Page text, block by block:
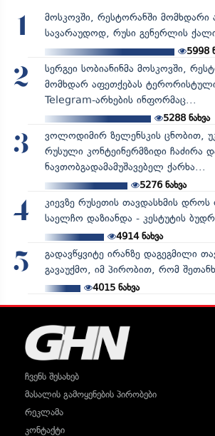
1
მოსკოვში, რესტორანში მომხდარი
სავარაუდოდ, რუსი გენერლის
5998
2
სერგეი სობიანინმა მოსკოვში,
მომხდარ აფეთქებას
Telegram-არხების ინფორმაც...
5288ნახვა
3
ვოლოდიმირ ზელენსკის ცნობით,
რუსული კონტეინერმზიდი ჩაძირა
ნავთობგადამამუშავებელ ქარხა...
5276ნახვა
4
კიევზე რუსეთის თავდასხმის დროს
საელჩო დაზიანდა - კესტუტის
4914ნახვა
5
გადავწყვიტე ირანზე დაგეგმილი
გავაუქმო, იმ პირობით, რომ
4015ნახვა
ჩვენს შესახებ
მასალის გამოყენების პირობები
რეკლამა
კონტაქტი